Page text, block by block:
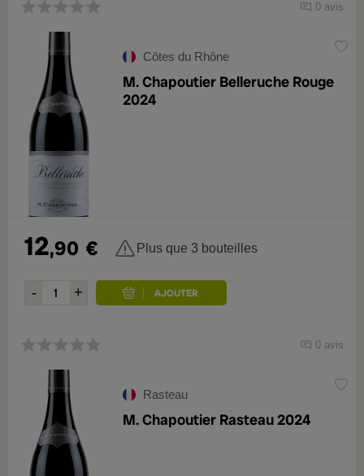
0 avis
Côtes du Rhône
M. Chapoutier Belleruche Rouge
2024
12,90 € Plus que 3 bouteilles
0 avis
Rasteau
M. Chapoutier Rasteau 2024